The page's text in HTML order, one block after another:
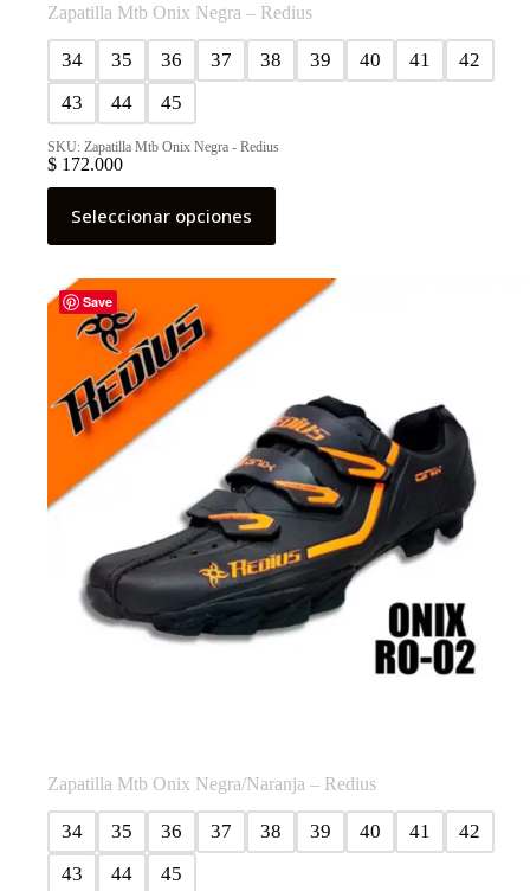
Zapatilla Mtb Onix Negra – Redius
34 35 36 37 38 39 40 41
42
43
44 45
SKU: Zapatilla Mtb Onix Negra - Redius
$ 172.000
Seleccionar opciones
Este
producto
tiene
variantes.
Las
opciones
elegir
en
producto
Save
Zapatilla Mtb Onix Negra/Naranja – Redius
34 35 36 37 38 39 40 41
42
43
44 45